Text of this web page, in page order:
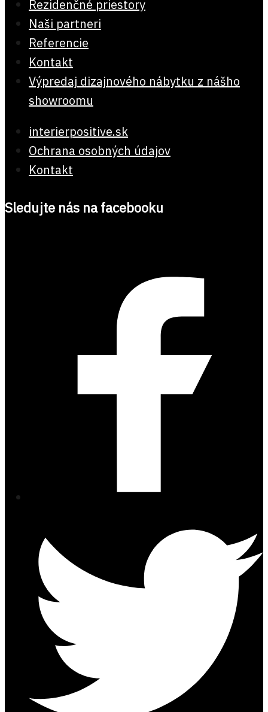
Rezidenčné priestory
Naši partneri
Referencie
Kontakt
Výpredaj dizajnového nábytku z nášho
showroomu
interierpositive.sk
Ochrana osobných údajov
Kontakt
Sledujte nás na facebooku